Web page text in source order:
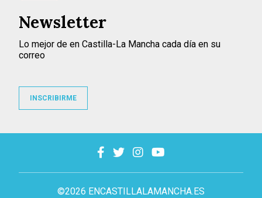
©2026 ENCASTILLALAMANCHA.ES
Newsletter
Lo mejor de en Castilla-La Mancha cada día en su
correo
INSCRIBIRME